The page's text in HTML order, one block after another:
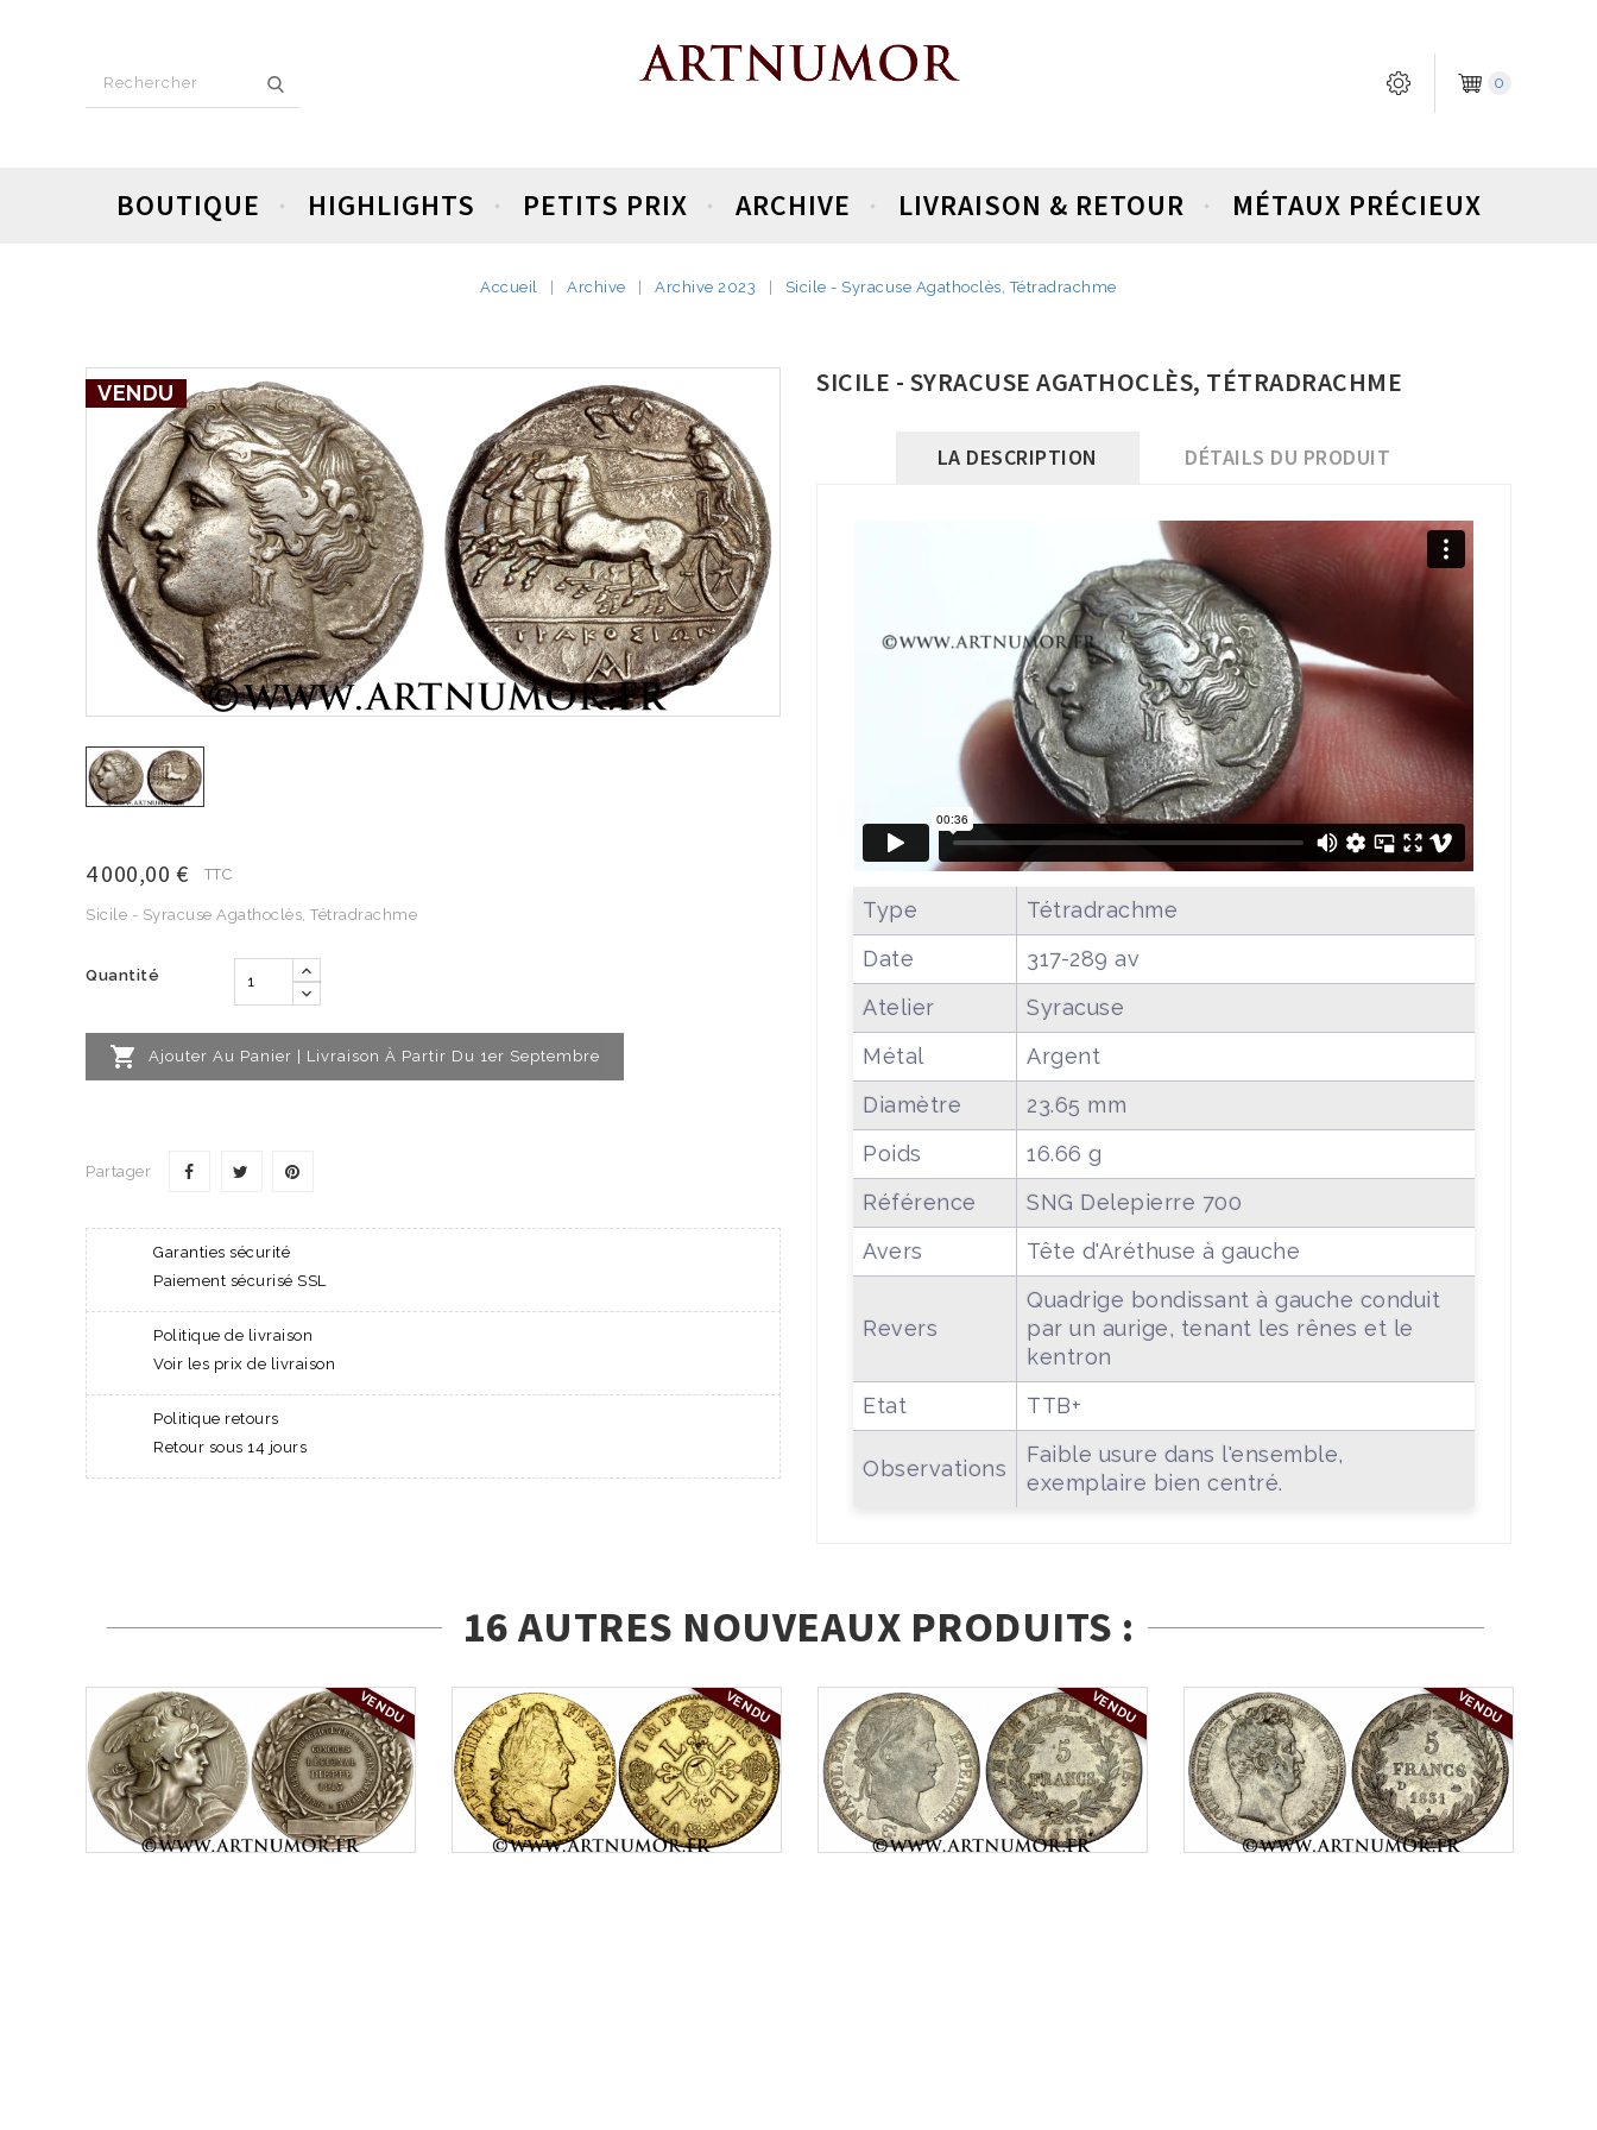
0
BOUTIQUE HIGHLIGHTS PETITS PRIX ARCHIVE LIVRAISON & RETOUR MÉTAUX PRÉCIEUX
Accueil Archive Archive 2023 Sicile - Syracuse Agathoclès, Tétradrachme
VENDU
4 000,00 € TTC
Sicile - Syracuse Agathoclès, Tétradrachme
Quantité
 Ajouter Au Panier | Livraison À Partir Du 1er Septembre
Partager
Garanties sécurité
Paiement sécurisé SSL
Politique de livraison
Voir les prix de livraison
Politique retours
Retour sous 14 jours
SICILE - SYRACUSE AGATHOCLÈS, TÉTRADRACHME
LA DESCRIPTION DÉTAILS DU PRODUIT
Type
Tétradrachme
Date
317-289 av
Atelier
Syracuse
Métal
Argent
Diamètre
23.65 mm
Poids
16.66 g
Référence
SNG Delepierre 700
Avers
Tête d'Aréthuse à gauche
Revers
Quadrige bondissant à gauche conduit
par un aurige, tenant les rênes et le
kentron
Etat
TTB+
Observations
Faible usure dans l'ensemble,
exemplaire bien centré.
16 AUTRES NOUVEAUX PRODUITS :
VENDU VENDU VENDU VENDU